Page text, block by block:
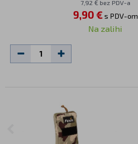
7,92 € bez PDV-a
9,90 €s PDV-om
Na zalihi